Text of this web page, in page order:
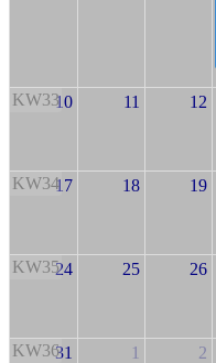
KW3310 11 12
KW3417 18 19
KW3524 25 26
KW3631 1 2